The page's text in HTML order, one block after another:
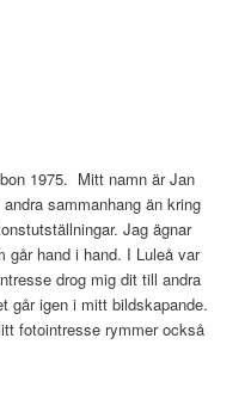
1975. Mitt namn är Jan
sammanhang än kring
Jag ägnar
går hand i hand. I Luleå var
drog mig dit till andra
går igen i mitt bildskapande.
fotointresse rymmer också